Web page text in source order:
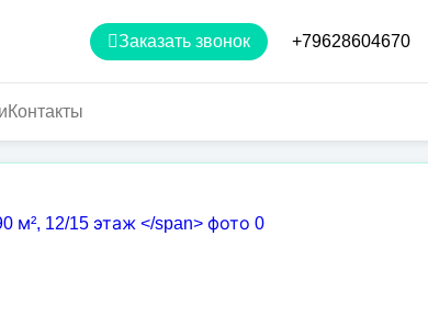
Заказать звонок +79628604670
Контакты